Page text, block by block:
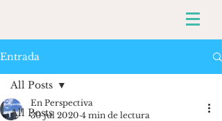
Entrada
All Posts
All Posts
En Perspectiva
30 jul 2020 4 min de lectura